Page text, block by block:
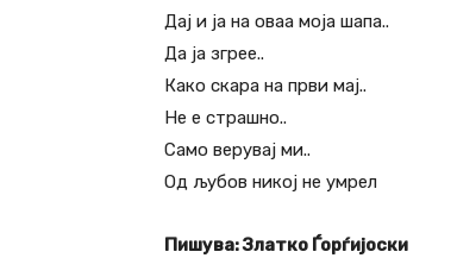
Дај и ја на оваа моја шапа..
Да ја згрее..
Како скара на први мај..
Не е страшно..
Само верувај ми..
Од љубов никој не умрел
Пишува: Златко Ѓорѓијоски